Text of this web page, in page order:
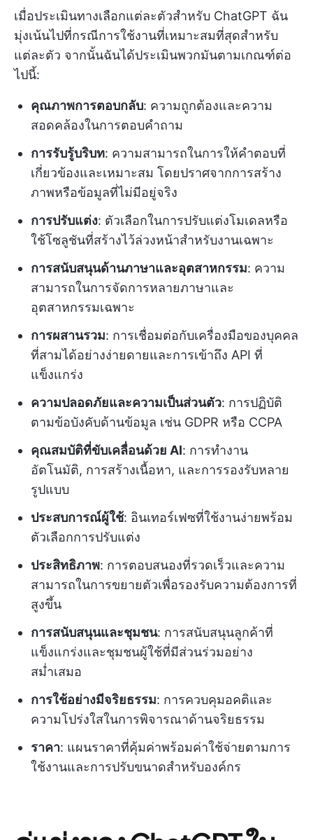
เมื่อประเมินทางเลือกแต่ละตัวสำหรับ ChatGPT ฉัน
มุ่งเน้นไปที่กรณีการใช้งานที่เหมาะสมที่สุดสำหรับ
แต่ละตัว จากนั้นฉันได้ประเมินพวกมันตามเกณฑ์ต่อ
ไปนี้:
คุณภาพการตอบกลับ: ความถูกต้องและความ
สอดคล้องในการตอบคำถาม
การรับรู้บริบท: ความสามารถในการให้คำตอบที่
เกี่ยวข้องและเหมาะสม โดยปราศจากการสร้าง
ภาพหรือข้อมูลที่ไม่มีอยู่จริง
การปรับแต่ง: ตัวเลือกในการปรับแต่งโมเดลหรือ
ใช้โซลูชันที่สร้างไว้ล่วงหน้าสำหรับงานเฉพาะ
การสนับสนุนด้านภาษาและอุตสาหกรรม: ความ
สามารถในการจัดการหลายภาษาและ
อุตสาหกรรมเฉพาะ
การผสานรวม: การเชื่อมต่อกับเครื่องมือของบุคคล
ที่สามได้อย่างง่ายดายและการเข้าถึง API ที่
แข็งแกร่ง
ความปลอดภัยและความเป็นส่วนตัว: การปฏิบัติ
ตามข้อบังคับด้านข้อมูล เช่น GDPR หรือ CCPA
คุณสมบัติที่ขับเคลื่อนด้วย AI: การทำงาน
อัตโนมัติ, การสร้างเนื้อหา, และการรองรับหลาย
รูปแบบ
ประสบการณ์ผู้ใช้: อินเทอร์เฟซที่ใช้งานง่ายพร้อม
ตัวเลือกการปรับแต่ง
ประสิทธิภาพ: การตอบสนองที่รวดเร็วและความ
สามารถในการขยายตัวเพื่อรองรับความต้องการที่
สูงขึ้น
การสนับสนุนและชุมชน: การสนับสนุนลูกค้าที่
แข็งแกร่งและชุมชนผู้ใช้ที่มีส่วนร่วมอย่าง
สม่ำเสมอ
การใช้อย่างมีจริยธรรม: การควบคุมอคติและ
ความโปร่งใสในการพิจารณาด้านจริยธรรม
ราคา: แผนราคาที่คุ้มค่าพร้อมค่าใช้จ่ายตามการ
ใช้งานและการปรับขนาดสำหรับองค์กร